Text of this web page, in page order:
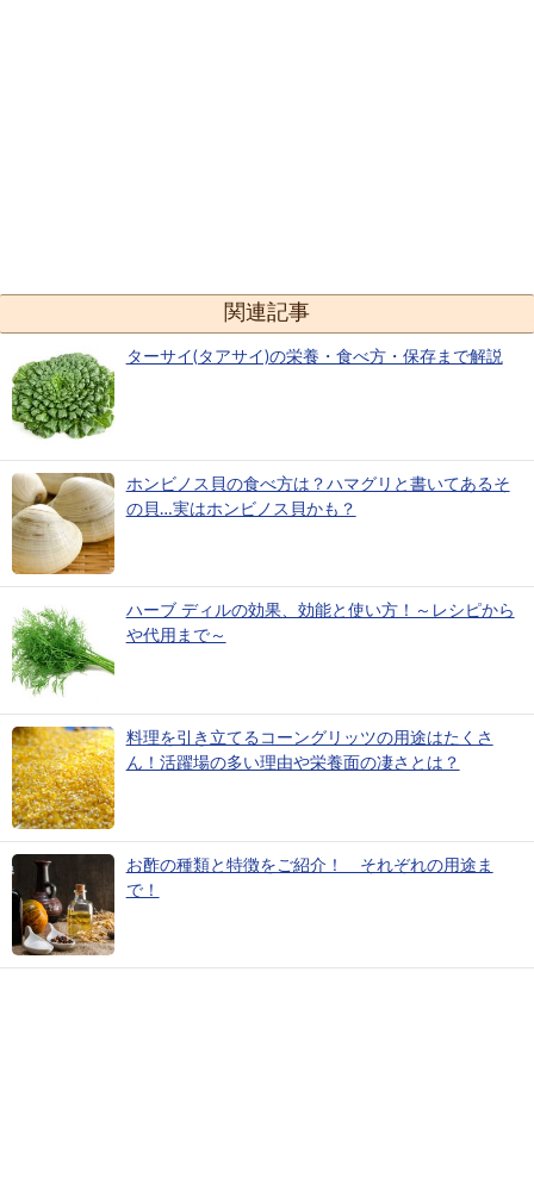
関連記事
ターサイ(タアサイ)の栄養・食べ方・保存まで解説
ホンビノス貝の食べ方は？ハマグリと書いてあるそ
の貝…実はホンビノス貝かも？
ハーブ ディルの効果、効能と使い方！～レシピから
や代用まで～
料理を引き立てるコーングリッツの用途はたくさ
ん！活躍場の多い理由や栄養面の凄さとは？
お酢の種類と特徴をご紹介！ それぞれの用途ま
で！